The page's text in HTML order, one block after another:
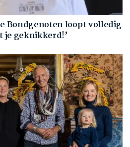
Bondgenoten loopt volledig
je geknikkerd!’